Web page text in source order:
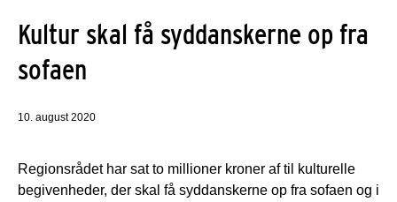
Kultur skal få syddanskerne op fra
sofaen
10. august 2020
Regionsrådet har sat to millioner kroner af til kulturelle
begivenheder, der skal få syddanskerne op fra sofaen og i